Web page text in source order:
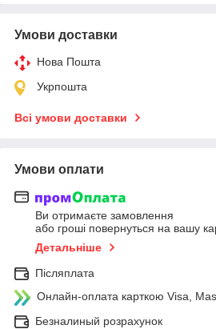
Умови доставки
Нова Пошта
Укрпошта
Всі умови доставки
Умови оплати
Ви отримаєте замовлення
або гроші повернуться на вашу
Детальніше
Післяплата
Онлайн-оплата карткою Visa,
Безналиный розрахунок